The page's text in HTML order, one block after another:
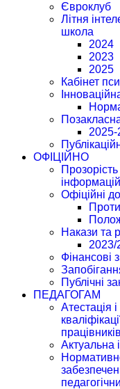
Євроклуб
Літня
школа
2024
2023
2025
Кабінет
2025-
ОФІЦІЙНО
Прозорість
Офіційні
Накази та
2023/
Фінансові
Публічні
ПЕДАГОГАМ
Атестація
працівників
Актуальна